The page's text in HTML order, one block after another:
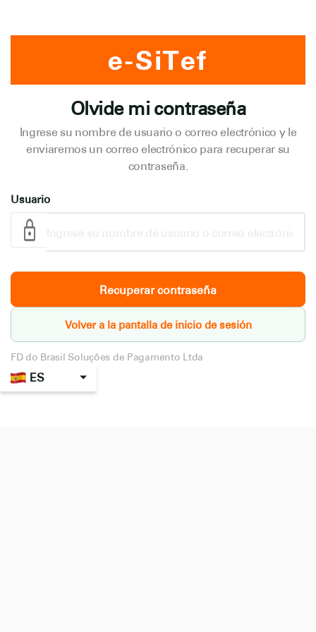
Olvide mi contraseña
Ingrese su nombre de usuario o correo electrónico y le
enviaremos un correo electrónico para recuperar su
contraseña.
Usuario
Recuperar contraseña
Volver a la pantalla de inicio de sesión
FD do Brasil Soluções de Pagamento Ltda
ES